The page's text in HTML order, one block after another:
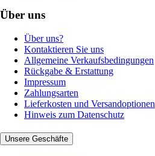
Über uns
Über uns?
Kontaktieren Sie uns
Allgemeine Verkaufsbedingungen
Rückgabe & Erstattung
Impressum
Zahlungsarten
Lieferkosten und Versandoptionen
Hinweis zum Datenschutz
Unsere Geschäfte